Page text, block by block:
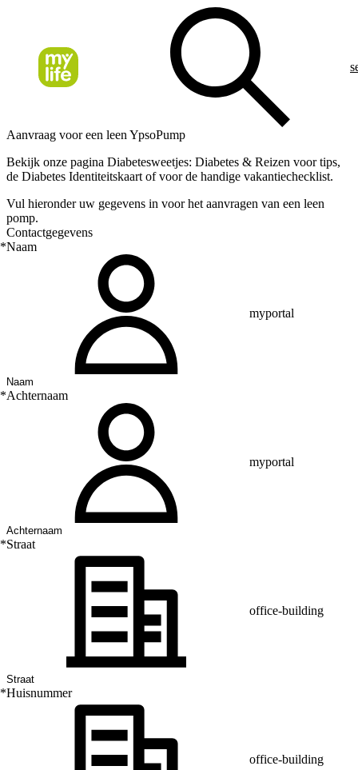
Aanvraag voor een leen YpsoPump
Bekijk onze pagina Diabetesweetjes: Diabetes & Reizen voor tips,
de Diabetes Identiteitskaart of voor de handige vakantiechecklist.
Vul hieronder uw gegevens in voor het aanvragen van een leen
pomp.
Contactgegevens
*Naam
myportal
*Achternaam
myportal
*Straat
office-building
*Huisnummer
office-building